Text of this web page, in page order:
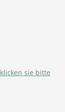
klicken sie bitte